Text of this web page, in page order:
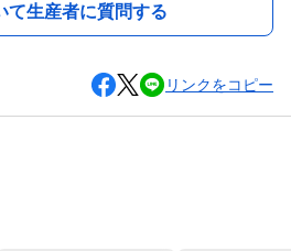
て生産者に質問する
リンクをコピー